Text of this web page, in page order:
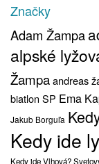
Značky
Adam Žampa
alpské
Žampaandreas
biatlon SP Ema
Jakub Borguľa
Kedy ide
Kedy ide Vlhová?